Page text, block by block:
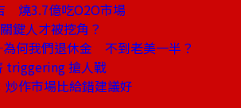
燒3.7億吃O2O市場
鍵人才被挖角？
何我們退休金 不到老美一半？
triggering 搶人戰
炒作市場比給錯建議好